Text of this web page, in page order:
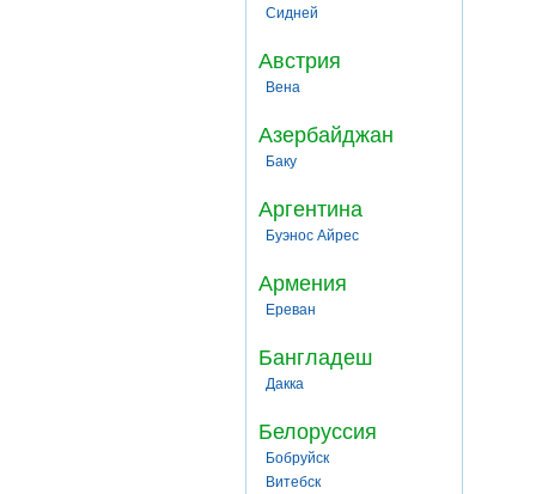
Сидней
Австрия
Вена
Азербайджан
Баку
Аргентина
Буэнос Айрес
Армения
Ереван
Бангладеш
Дакка
Белоруссия
Бобруйск
Витебск